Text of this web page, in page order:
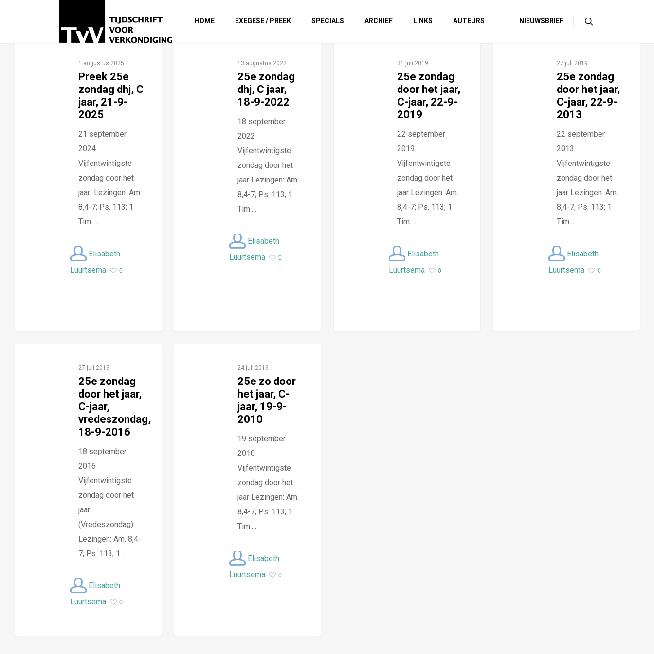
HOME EXEGESE / PREEK SPECIALS ARCHIEF LINKS AUTEURS NIEUWSBRIEF
1 augustus 2025
Preek 25e
zondag dhj, C
jaar, 21-9-
2025
21 september
2024
Vijfentwintigste
zondag door het
jaar Lezingen: Am.
8,4-7; Ps. 113; 1
Tim.…
Elisabeth
Luurtsema
0
13 augustus 2022
25e zondag
dhj, C jaar,
18-9-2022
18 september
2022
Vijfentwintigste
zondag door het
jaar Lezingen: Am.
8,4-7; Ps. 113; 1
Tim.…
Elisabeth
Luurtsema
0
31 juli 2019
25e zondag
door het jaar,
C-jaar, 22-9-
2019
22 september
2019
Vijfentwintigste
zondag door het
jaar Lezingen: Am.
8,4-7; Ps. 113; 1
Tim.…
Elisabeth
Luurtsema
0
27 juli 2019
25e zondag
door het jaar,
C-jaar, 22-9-
2013
22 september
2013
Vijfentwintigste
zondag door het
jaar Lezingen: Am.
8,4-7; Ps. 113; 1
Tim.…
Elisabeth
Luurtsema
0
27 juli 2019
25e zondag
door het jaar,
C-jaar,
vredeszondag,
18-9-2016
18 september
2016
Vijfentwintigste
zondag door het
jaar
(Vredeszondag)
Lezingen: Am. 8,4-
7; Ps. 113; 1…
Elisabeth
Luurtsema
0
24 juli 2019
25e zo door
het jaar, C-
jaar, 19-9-
2010
19 september
2010
Vijfentwintigste
zondag door het
jaar Lezingen: Am.
8,4-7; Ps. 113; 1
Tim.…
Elisabeth
Luurtsema
0